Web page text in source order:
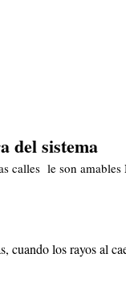
del sistema
calles le son amables